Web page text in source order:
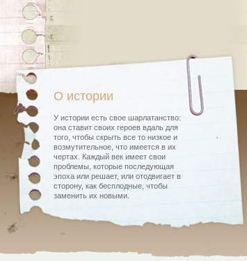
О истории
У истории есть свое шарлатанство:
она ставит своих героев вдаль для
того, чтобы скрыть все то низкое и
возмутительное, что имеется в их
чертах. Каждый век имеет свои
проблемы, которые последующая
эпоха или решает, или отодвигает в
сторону, как бесплодные, чтобы
заменить их новыми.